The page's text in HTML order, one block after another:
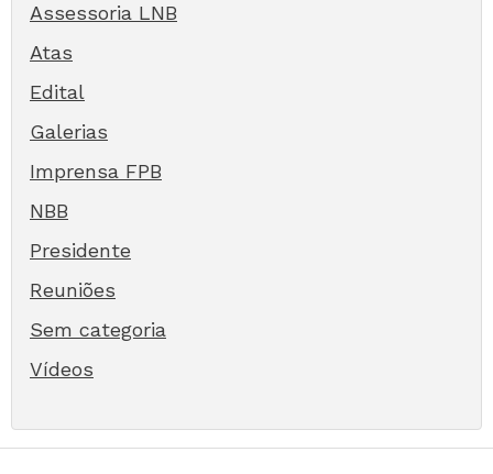
Assessoria LNB
Atas
Edital
Galerias
Imprensa FPB
NBB
Presidente
Reuniões
Sem categoria
Vídeos